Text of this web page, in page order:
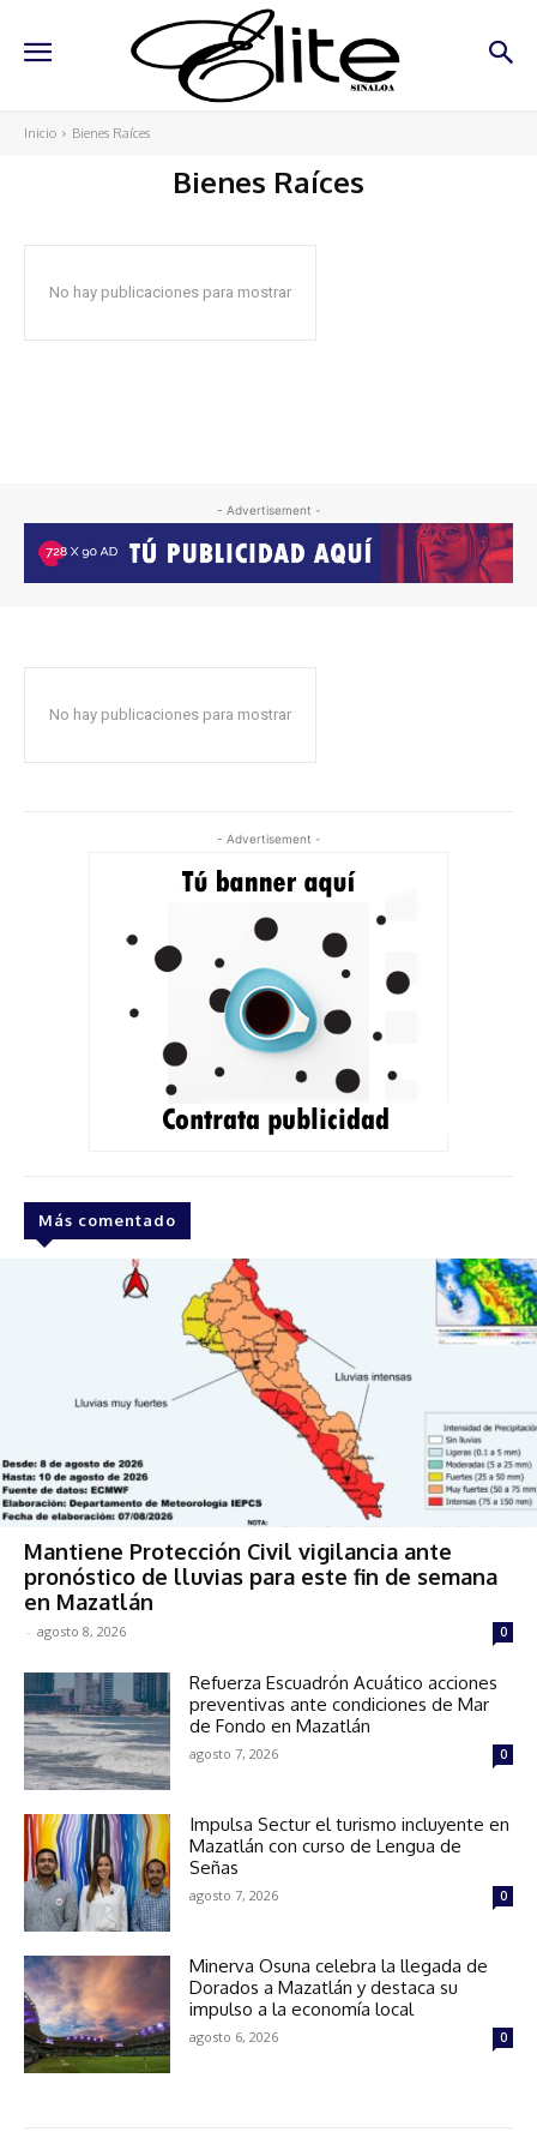
Inicio Bienes Raíces
Bienes Raíces
No hay publicaciones para mostrar
- Advertisement -
- Advertisement -
Más comentado
Mantiene Protección Civil vigilancia ante
pronóstico de lluvias para este fin de semana
en Mazatlán
- agosto 8, 2026 0
Refuerza Escuadrón Acuático acciones
preventivas ante condiciones de Mar
de Fondo en Mazatlán
agosto 7, 2026 0
Impulsa Sectur el turismo incluyente en
Mazatlán con curso de Lengua de
Señas
agosto 7, 2026 0
Minerva Osuna celebra la llegada de
Dorados a Mazatlán y destaca su
impulso a la economía local
agosto 6, 2026 0
No hay publicaciones para mostrar